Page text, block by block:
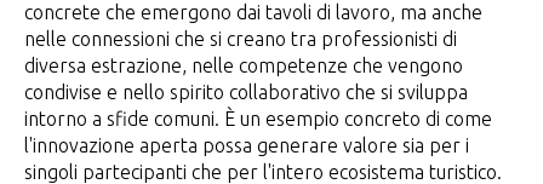
concrete che emergono dai tavoli di lavoro, ma anche
nelle connessioni che si creano tra professionisti di
diversa estrazione, nelle competenze che vengono
condivise e nello spirito collaborativo che si sviluppa
intorno a sfide comuni. È un esempio concreto di come
l'innovazione aperta possa generare valore sia per i
singoli partecipanti che per l'intero ecosistema turistico.